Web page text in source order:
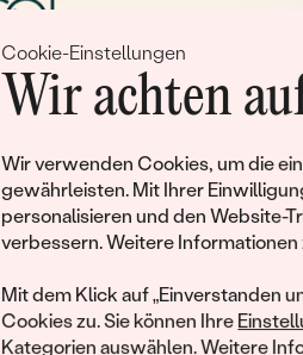
Cookie-Einstellungen
Wir achten
Wir verwenden Cookies, um die
gewährleisten. Mit Ihrer
personalisieren und den Website-
verbessern. Weitere Informationen
Mit dem Klick auf „Einverstanden
Cookies zu. Sie können Ihre
Kategorien auswählen. Weitere